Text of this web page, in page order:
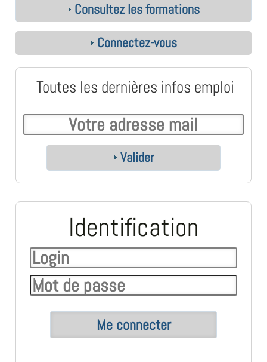
Consultez les formations
Connectez-vous
Toutes les dernières infos emploi
Valider
Identification